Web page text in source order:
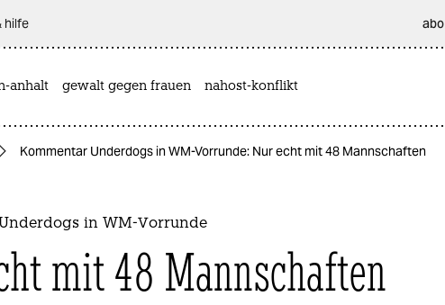
hilfe abo
anhalt gewalt gegen frauen nahost-konflikt
Kommentar Underdogs in WM-Vorrunde: Nur echt mit 48 Mannschaften
in WM-Vorrunde
mit 48 Mannschaften